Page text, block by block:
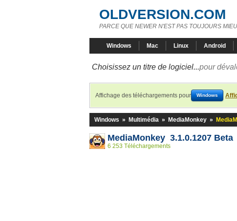
OLDVERSION.COM
PARCE QUE NEWER N'EST PAS TOUJOURS
Windows Mac Linux Android
Choisissez un titre de logiciel...pour
Affichage des téléchargements pour Windows
Windows » Multimédia » MediaMonkey »
MediaMonkey 3.1.0.1207 Beta
6 253 Téléchargements